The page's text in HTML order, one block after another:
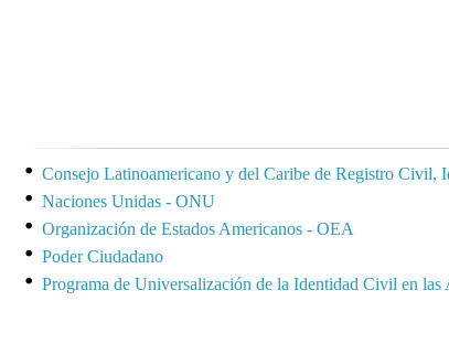
Consejo Latinoamericano y del Caribe de Registro
Naciones Unidas - ONU
Organización de Estados Americanos - OEA
Poder Ciudadano
Programa de Universalización de la Identidad Civil en